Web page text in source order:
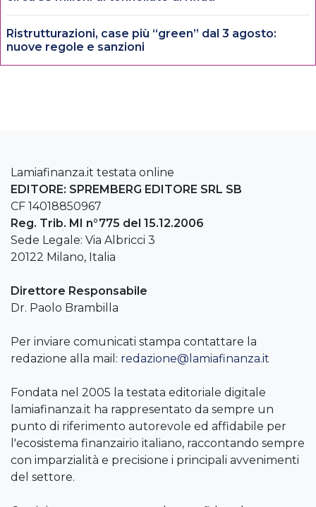
Ristrutturazioni, case più “green” dal 3 agosto:
nuove regole e sanzioni
Lamiafinanza.it testata online
EDITORE: SPREMBERG EDITORE SRL SB
CF 14018850967
Reg. Trib. MI n°775 del 15.12.2006
Sede Legale: Via Albricci 3
20122 Milano, Italia
Direttore Responsabile
Dr. Paolo Brambilla
Per inviare comunicati stampa contattare la
redazione alla mail: redazione@lamiafinanza.it
Fondata nel 2005 la testata editoriale digitale
lamiafinanza.it ha rappresentato da sempre un
punto di riferimento autorevole ed affidabile per
l'ecosistema finanzairio italiano, raccontando sempre
con imparzialità e precisione i principali avvenimenti
del settore.